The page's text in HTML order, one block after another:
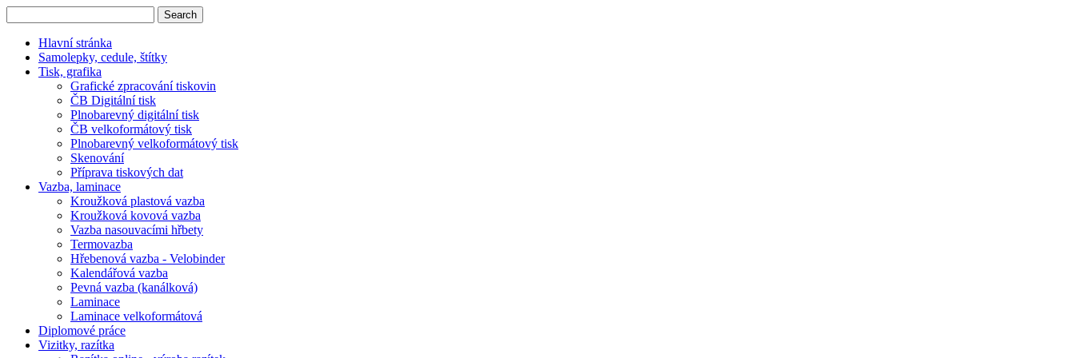
Hlavní stránka
Samolepky, cedule, štítky
Tisk, grafika
Grafické zpracování tiskovin
ČB Digitální tisk
Plnobarevný digitální tisk
ČB velkoformátový tisk
Plnobarevný velkoformátový tisk
Skenování
Příprava tiskových dat
Vazba, laminace
Kroužková plastová vazba
Kroužková kovová vazba
Vazba nasouvacími hřbety
Termovazba
Hřebenová vazba - Velobinder
Kalendářová vazba
Pevná vazba (kanálková)
Laminace
Laminace velkoformátová
Diplomové práce
Vizitky, razítka